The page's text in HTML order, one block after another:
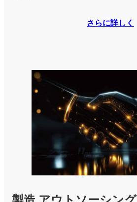
さらに詳しく